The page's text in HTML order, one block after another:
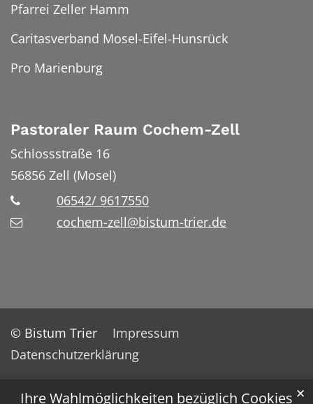
Ihre Wahlmöglichkeiten bezüglich Cookies ✕
Pfarrei Zeller Hamm
Caritasverband Mosel-Eifel-Hunsrück
Pro Marienburg
Pastoraler Raum Cochem-Zell
Schlossstraße 16
56856 Zell (Mosel)
06542/ 9617550
cochem-zell@bistum-trier.de
© Bistum Trier
Impressum
Datenschutzerklärung